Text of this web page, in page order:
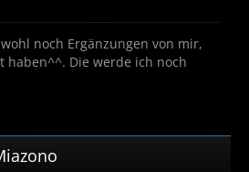
noch Ergänzungen von mir,
haben^^. Die werde ich noch